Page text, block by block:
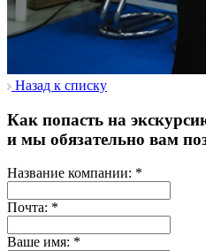
Назад к списку
Как попасть на
и мы обязательно вам
Название компании: *
Почта: *
Ваше имя: *